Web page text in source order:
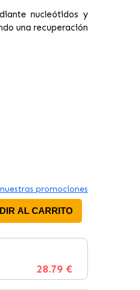
nucleótidos y
una recuperación
promociones
AL CARRITO
28.79 €